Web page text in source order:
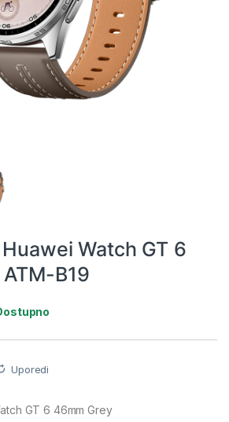
Watch GT 6
B19
Uporedi
GT 6 46mm Grey